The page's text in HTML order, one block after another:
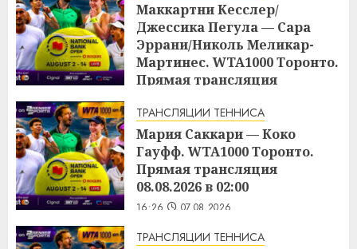
Маккартни Кесслер/
Джессика Пегула — Сара
Эррани/Николь Меликар-
Мартинес. WTA1000 Торонто.
Прямая трансляция
16:45 07.08.2026
ТРАНСЛЯЦИИ ТЕННИСА
Мария Саккари — Коко
Гауфф. WTA1000 Торонто.
Прямая трансляция
08.08.2026 в 02:00
16:26 07.08.2026
ТРАНСЛЯЦИИ ТЕННИСА